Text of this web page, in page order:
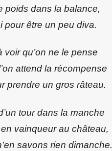
poids dans la balance,
pour être un peu diva.
voir qu’on ne le pense
attend la récompense
prendre un gros râteau.
tour dans la manche
vainqueur au château,
savons rien dimanche.